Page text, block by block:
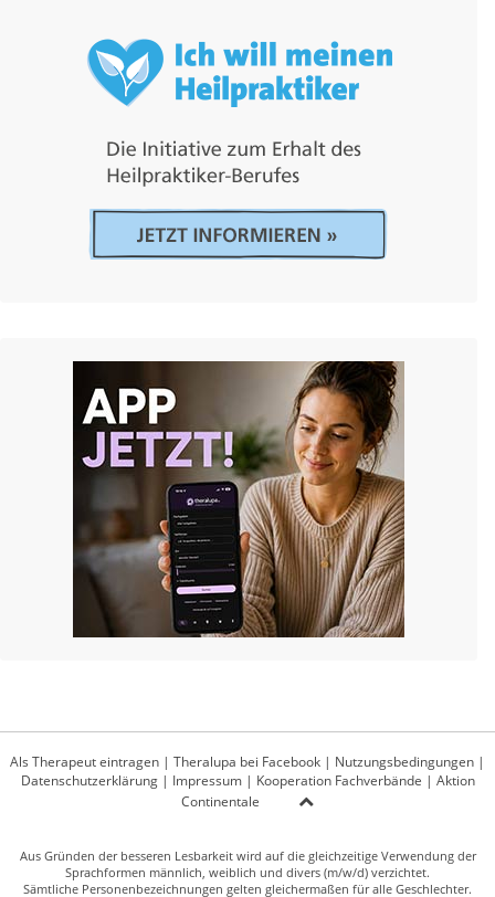
Als Therapeut eintragen | Theralupa bei Facebook | Nutzungsbedingungen |
Datenschutzerklärung| Impressum| Kooperation Fachverbände | Aktion
Continentale
Aus Gründen der besseren Lesbarkeit wird auf die gleichzeitige Verwendung der
Sprachformen männlich, weiblich und divers (m/w/d) verzichtet.
Sämtliche Personenbezeichnungen gelten gleichermaßen für alle Geschlechter.